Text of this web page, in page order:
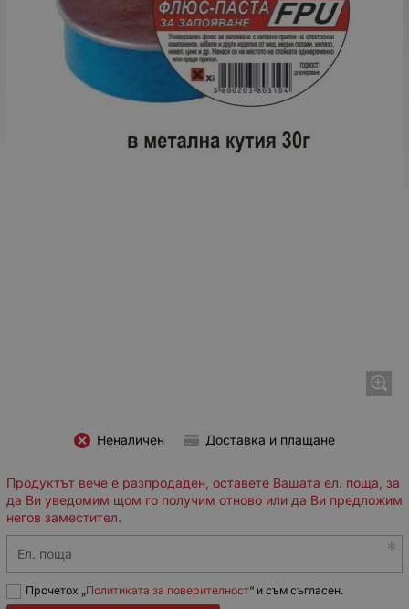
Неналичен Доставка и плащане
Продуктът вече е разпродаден, оставете Вашата ел. поща, за
да Ви уведомим щом го получим отново или да Ви предложим
негов заместител.
Ел. поща
Прочетох „ Политиката за поверителност“ и съм съгласен.